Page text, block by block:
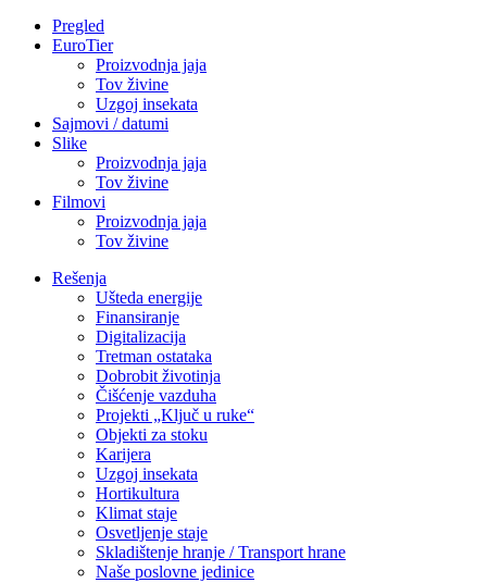
Pregled
EuroTier
Proizvodnja jaja
Tov živine
Uzgoj insekata
Sajmovi / datumi
Slike
Proizvodnja jaja
Tov živine
Filmovi
Proizvodnja jaja
Tov živine
Rešenja
Ušteda energije
Finansiranje
Digitalizacija
Tretman ostataka
Dobrobit životinja
Čišćenje vazduha
Projekti „Ključ u ruke“
Objekti za stoku
Karijera
Uzgoj insekata
Hortikultura
Klimat staje
Osvetljenje staje
Skladištenje hranje / Transport hrane
Naše poslovne jedinice